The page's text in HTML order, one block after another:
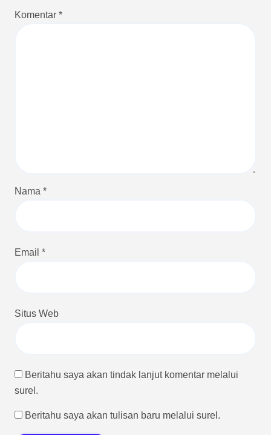
Komentar *
Nama *
Email *
Situs Web
Beritahu saya akan tindak lanjut komentar melalui
surel.
Beritahu saya akan tulisan baru melalui surel.